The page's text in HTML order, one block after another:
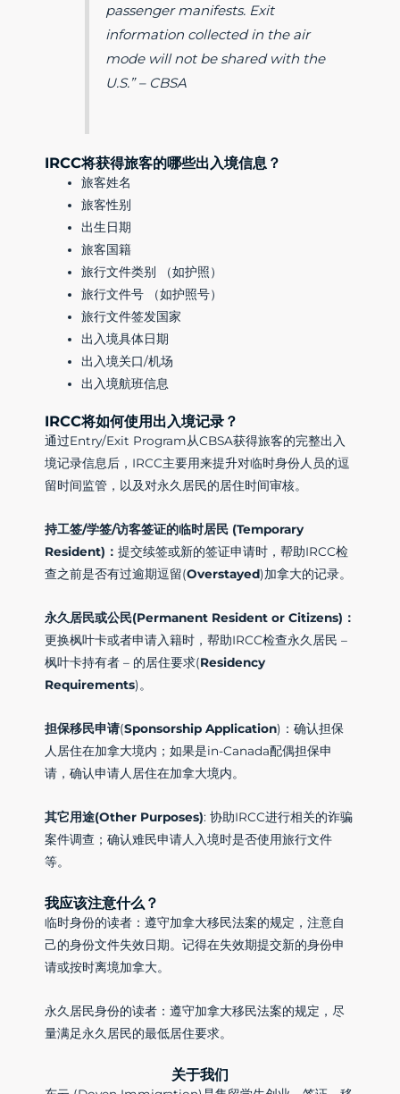
passenger manifests. Exit
information collected in the air
mode will not be shared with the
U.S.” – CBSA
IRCC将获得旅客的哪些出入境信息？
旅客姓名
旅客性别
出生日期
旅客国籍
旅行文件类别 （如护照）
旅行文件号 （如护照号）
旅行文件签发国家
出入境具体日期
出入境关口/机场
出入境航班信息
IRCC将如何使用出入境记录？
通过Entry/Exit Program从CBSA获得旅客的完整出入
境记录信息后，IRCC主要用来提升对临时身份人员的逗
留时间监管，以及对永久居民的居住时间审核。
持工签/学签/访客签证的临时居民 (Temporary
Resident) ： 提交续签或新的签证申请时，帮助IRCC检
查之前是否有过逾期逗留(Overstayed)加拿大的记录。
永久居民或公民(Permanent Resident or Citizens) ：
更换枫叶卡或者申请入籍时，帮助IRCC检查永久居民 –
枫叶卡持有者 – 的居住要求(Residency
Requirements)。
担保移民申请(Sponsorship Application)：确认担保
人居住在加拿大境内；如果是in-Canada配偶担保申
请，确认申请人居住在加拿大境内。
其它用途(Other Purposes): 协助IRCC进行相关的诈骗
案件调查；确认难民申请人入境时是否使用旅行文件
等。
我应该注意什么？
临时身份的读者：遵守加拿大移民法案的规定，注意自
己的身份文件失效日期。记得在失效期提交新的身份申
请或按时离境加拿大。
永久居民身份的读者：遵守加拿大移民法案的规定，尽
量满足永久居民的最低居住要求。
关于我们